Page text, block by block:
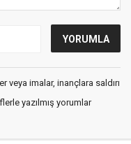
veya imalar, inançlara saldırı
yazılmış yorumlar